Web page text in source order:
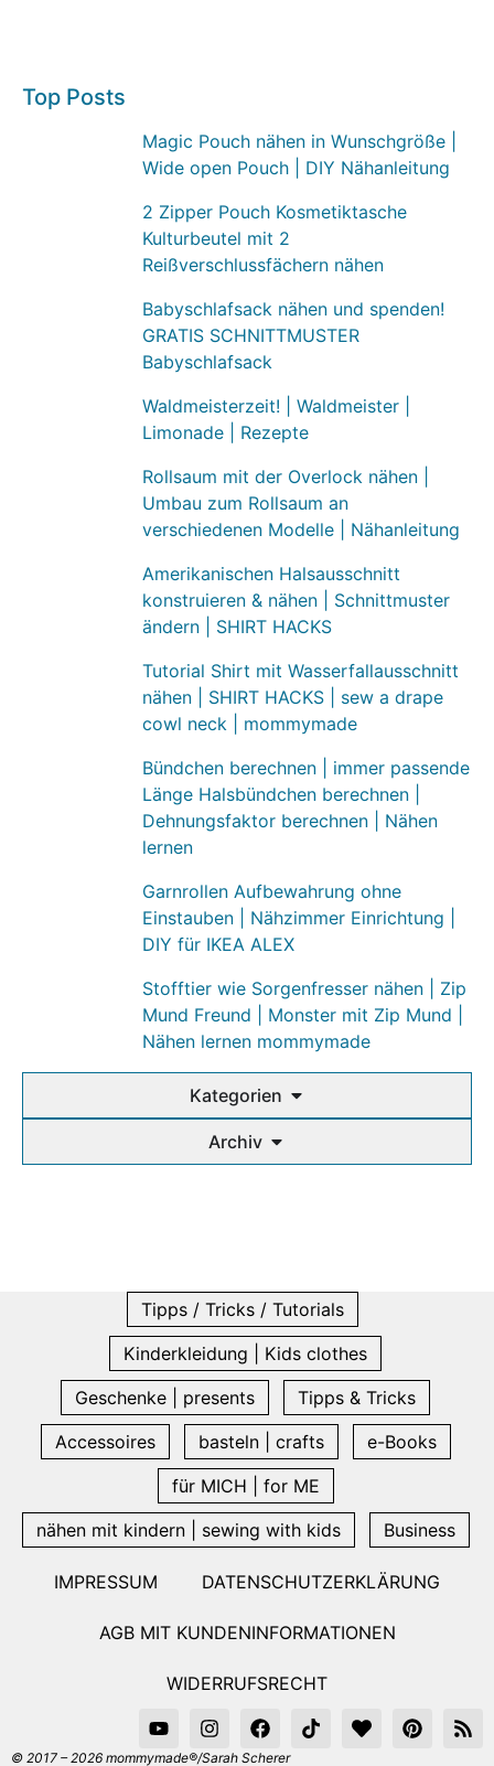
Top Posts
Magic Pouch nähen in Wunschgröße |
Wide open Pouch | DIY Nähanleitung
2 Zipper Pouch Kosmetiktasche
Kulturbeutel mit 2
Reißverschlussfächern nähen
Babyschlafsack nähen und spenden!
GRATIS SCHNITTMUSTER
Babyschlafsack
Waldmeisterzeit! | Waldmeister |
Limonade | Rezepte
Rollsaum mit der Overlock nähen |
Umbau zum Rollsaum an
verschiedenen Modelle | Nähanleitung
Amerikanischen Halsausschnitt
konstruieren & nähen | Schnittmuster
ändern | SHIRT HACKS
Tutorial Shirt mit Wasserfallausschnitt
nähen | SHIRT HACKS | sew a drape
cowl neck | mommymade
Bündchen berechnen | immer passende
Länge Halsbündchen berechnen |
Dehnungsfaktor berechnen | Nähen
lernen
Garnrollen Aufbewahrung ohne
Einstauben | Nähzimmer Einrichtung |
DIY für IKEA ALEX
Stofftier wie Sorgenfresser nähen | Zip
Mund Freund | Monster mit Zip Mund |
Nähen lernen mommymade
Kategorien
Archiv
Tipps / Tricks / Tutorials
Kinderkleidung | Kids clothes
Geschenke | presents
Tipps & Tricks
Accessoires
basteln | crafts
e-Books
für MICH | for ME
nähen mit kindern | sewing with kids
Business
IMPRESSUM DATENSCHUTZERKLÄRUNG
AGB MIT KUNDENINFORMATIONEN
WIDERRUFSRECHT
© 2017 – 2026 mommymade®/Sarah Scherer